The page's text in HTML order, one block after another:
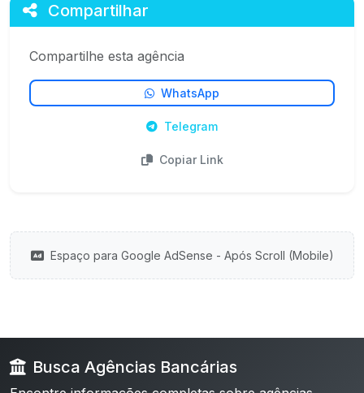
Compartilhar
Compartilhe esta agência
WhatsApp
Telegram
Copiar Link
Espaço para Google AdSense - Após Scroll (Mobile)
Busca Agências Bancárias